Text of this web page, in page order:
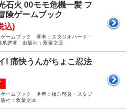
石火 00モモ危機一髪 フ
険ゲームブック
込)
ームブック 著者：スタジオハード・
爪啓著 出版社：双葉文庫
! 痛快うんがちょこ忍法
ゲームブック 著者：橋爪啓著・スタジ
社：双葉文庫